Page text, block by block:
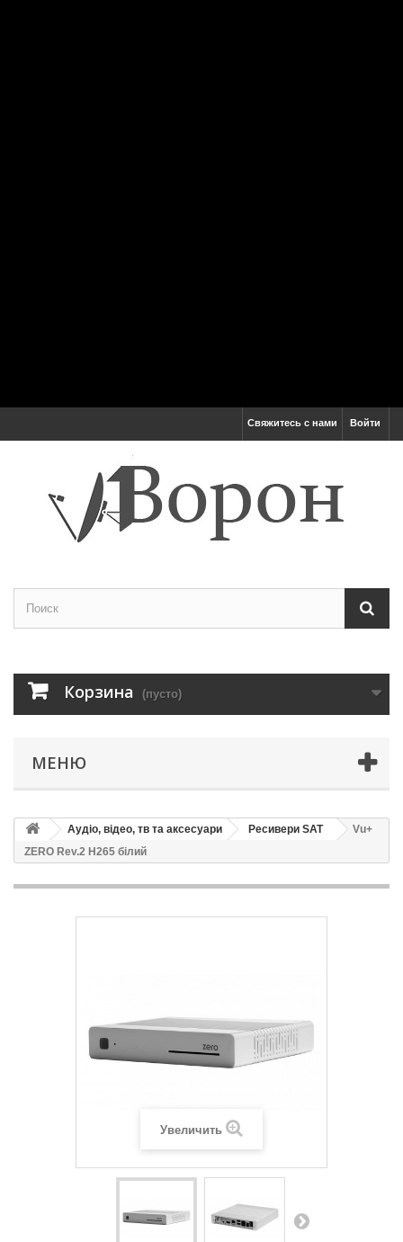
Войти
Свяжитесь с нами
Корзина (пусто)
МЕНЮ
Аудіо, відео, тв та аксесуари Ресивери SAT
Vu+
ZERO Rev.2 H265 білий
Увеличить